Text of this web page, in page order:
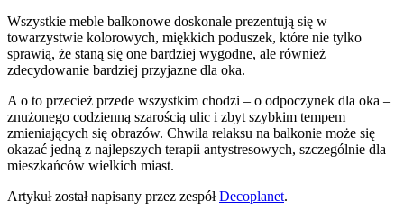
Wszystkie meble balkonowe doskonale prezentują się w
towarzystwie kolorowych, miękkich poduszek, które nie tylko
sprawią, że staną się one bardziej wygodne, ale również
zdecydowanie bardziej przyjazne dla oka.
A o to przecież przede wszystkim chodzi – o odpoczynek dla oka –
znużonego codzienną szarością ulic i zbyt szybkim tempem
zmieniających się obrazów. Chwila relaksu na balkonie może się
okazać jedną z najlepszych terapii antystresowych, szczególnie dla
mieszkańców wielkich miast.
Artykuł został napisany przez zespółDecoplanet.